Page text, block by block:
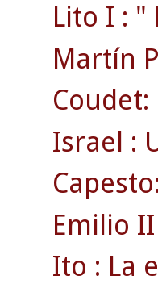
Lito I : "
Martín
Israel :
Emilio
Ito : La